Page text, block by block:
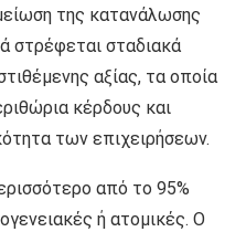
της κατανάλωσης
στρέφεται σταδιακά
αξίας, τα οποία
κέρδους και
των επιχειρήσεων.
από το 95%
ή ατομικές. Ο